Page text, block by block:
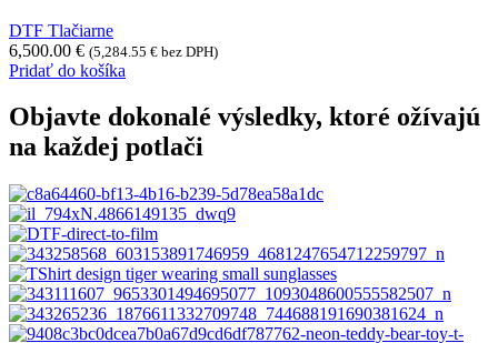
DTF Tlačiarne
6,500.00 € (5,284.55 € bez DPH)
Pridať do košíka
Objavte dokonalé výsledky, ktoré ožívajú
na každej potlači